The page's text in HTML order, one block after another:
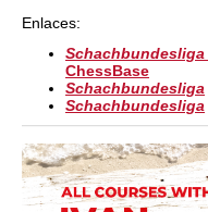
Enlaces:
Schachbundesliga
ChessBase
Schachbundesliga
Schachbundesliga